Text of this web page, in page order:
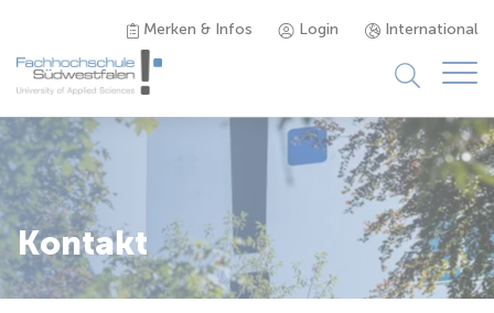
Merken & Infos Login International
Studieninteressierte
Studienangebot
Studierende
Kontakt